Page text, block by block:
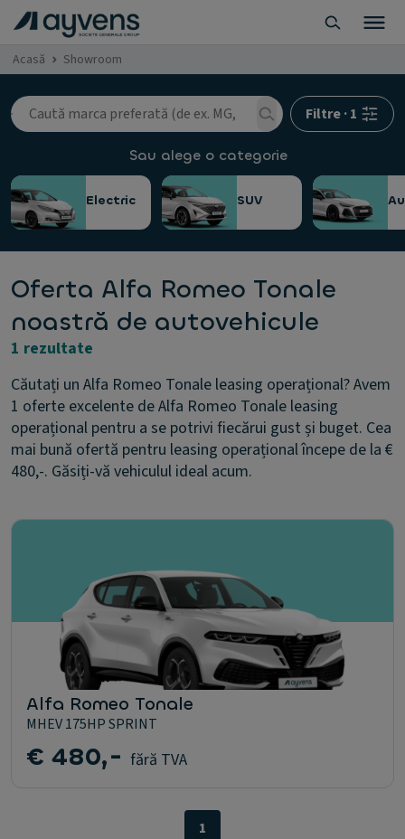
Acasă Showroom
Filtre·1
Sau alege o categorie
Electric SUV
Oferta Alfa Romeo Tonale
noastră de autovehicule
1 rezultate
Căutați un Alfa Romeo Tonale leasing operațional? Avem
1 oferte excelente de Alfa Romeo Tonale leasing
operațional pentru a se potrivi fiecărui gust și buget. Cea
mai bună ofertă pentru leasing operațional începe de la €
480,-. Găsiți-vă vehiculul ideal acum.
Alfa Romeo Tonale
MHEV 175HP SPRINT
€ 480,- fără TVA
1